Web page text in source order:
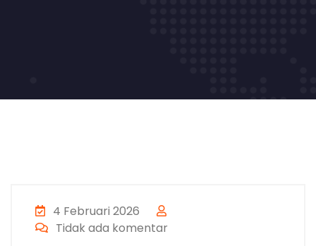
4 Februari 2026
Tidak ada komentar